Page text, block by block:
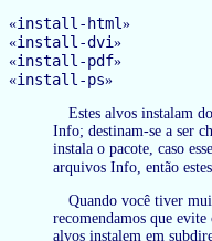
«install-html»
«install-dvi»
«install-pdf»
«install-ps»
Estes alvos instalam
Info; destinam-se a ser
instala o pacote, caso
arquivos Info, então
Quando você tiver
recomendamos que evite
alvos instalem em